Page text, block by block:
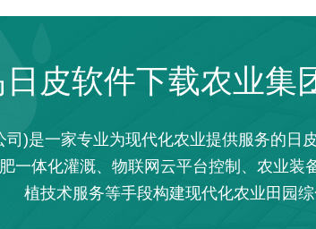
皮软件下载农业集
)是一家专业为现代化农业提供服务的日
一体化灌溉、物联网云平台控制、农业装
植技术服务等手段构建现代化农业田园